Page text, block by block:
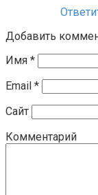
Добавить
Имя *
Email *
Сайт
Комментарий